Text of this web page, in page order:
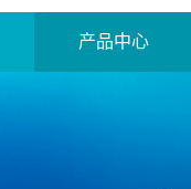
产品中心